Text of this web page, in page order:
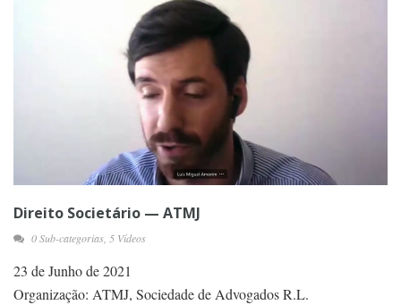
Direito Societário — ATMJ
0 Sub-categorias, 5 Vídeos
23 de Junho de 2021
Organização: ATMJ, Sociedade de Advogados R.L.